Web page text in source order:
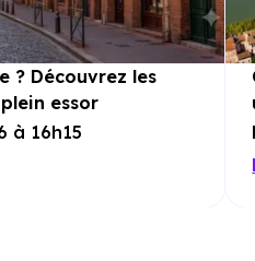
? Découvrez les
essor
à 16h15